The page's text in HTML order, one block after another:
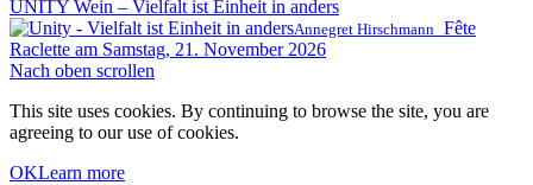
UNITY Wein – Vielfalt ist Einheit in anders
Annegret Hirschmann Fête
Raclette am Samstag, 21. November 2026
Nach oben scrollen
This site uses cookies. By continuing to browse the site, you are
agreeing to our use of cookies.
OKLearn more